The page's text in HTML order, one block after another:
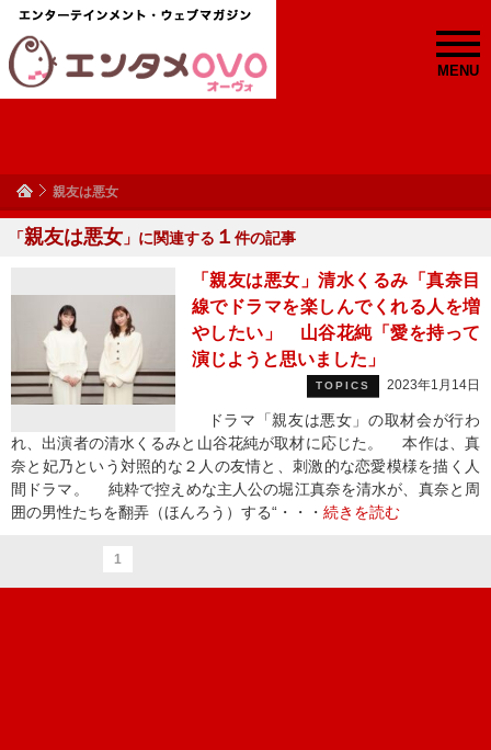
MENU
親友は悪女
「親友は悪女 」に関連する １ 件の記事
「親友は悪女」清水くるみ「真奈目
線でドラマを楽しんでくれる人を増
やしたい」 山谷花純「愛を持って
演じようと思いました」
TOPICS 2023年1月14日
ドラマ「親友は悪女」の取材会が行わ
れ、出演者の清水くるみと山谷花純が取材に応じた。 本作は、真
奈と妃乃という対照的な２人の友情と、刺激的な恋愛模様を描く人
間ドラマ。 純粋で控えめな主人公の堀江真奈を清水が、真奈と周
囲の男性たちを翻弄（ほんろう）する“・・・ 続きを読む
1